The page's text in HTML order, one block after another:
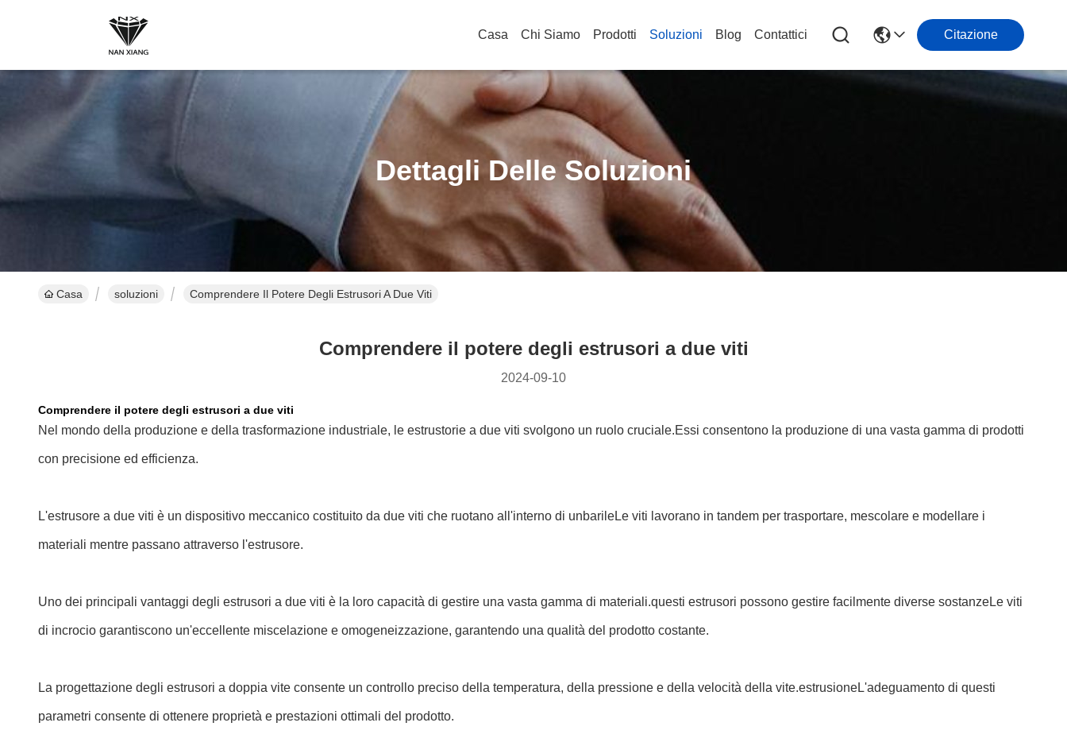
Casa Chi Siamo Prodotti Soluzioni Blog Contattici Citazione
Dettagli Delle Soluzioni
Casa soluzioni Comprendere Il Potere Degli Estrusori A Due Viti
Comprendere il potere degli estrusori a due viti
2024-09-10
Comprendere il potere degli estrusori a due viti
Nel mondo della produzione e della trasformazione industriale, le estrustorie a due viti svolgono un ruolo cruciale.Essi consentono la produzione di una vasta gamma di prodotti
con precisione ed efficienza.
L'estrusore a due viti è un dispositivo meccanico costituito da due viti che ruotano all'interno di unbarileLe viti lavorano in tandem per trasportare, mescolare e modellare i
materiali mentre passano attraverso l'estrusore.
Uno dei principali vantaggi degli estrusori a due viti è la loro capacità di gestire una vasta gamma di materiali.questi estrusori possono gestire facilmente diverse sostanzeLe viti
di incrocio garantiscono un'eccellente miscelazione e omogeneizzazione, garantendo una qualità del prodotto costante.
La progettazione degli estrusori a doppia vite consente un controllo preciso della temperatura, della pressione e della velocità della vite.estrusioneL'adeguamento di questi
parametri consente di ottenere proprietà e prestazioni ottimali del prodotto.